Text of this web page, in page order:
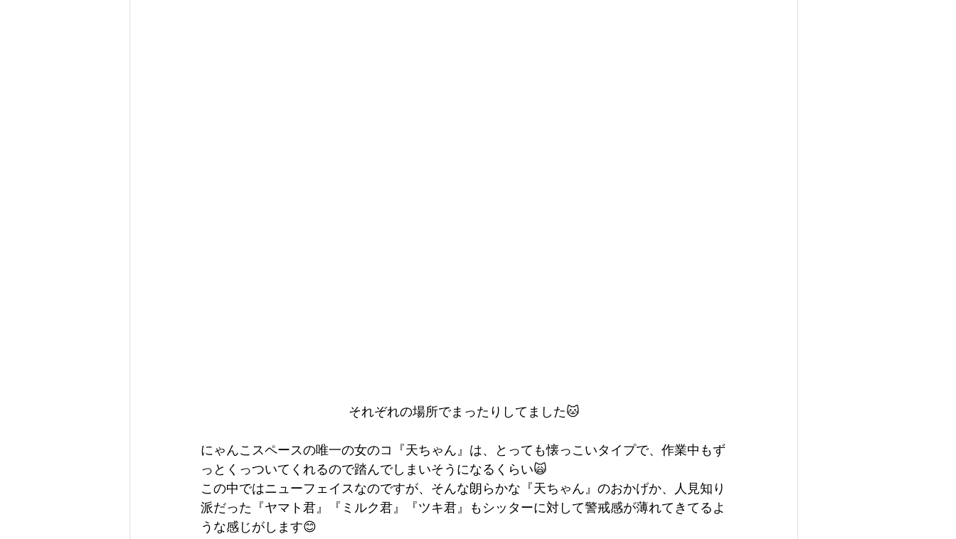
それぞれの場所でまったりしてました🐱
にゃんこスペースの唯一の女のコ『天ちゃん』は、とっても懐っこいタイプで、作業中もず
っとくっついてくれるので踏んでしまいそうになるくらい🙀
この中ではニューフェイスなのですが、そんな朗らかな『天ちゃん』のおかげか、人見知り
派だった『ヤマト君』『ミルク君』『ツキ君』もシッターに対して警戒感が薄れてきてるよ
うな感じがします😊